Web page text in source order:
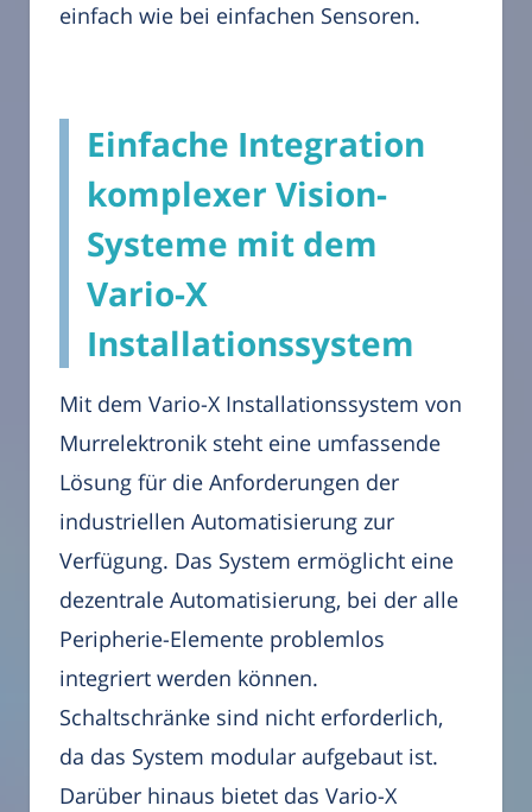
einfach wie bei einfachen Sensoren.
Einfache Integration
komplexer Vision-
Systeme mit dem
Vario-X
Installationssystem
Mit dem Vario-X Installationssystem von
Murrelektronik steht eine umfassende
Lösung für die Anforderungen der
industriellen Automatisierung zur
Verfügung. Das System ermöglicht eine
dezentrale Automatisierung, bei der alle
Peripherie-Elemente problemlos
integriert werden können.
Schaltschränke sind nicht erforderlich,
da das System modular aufgebaut ist.
Darüber hinaus bietet das Vario-X